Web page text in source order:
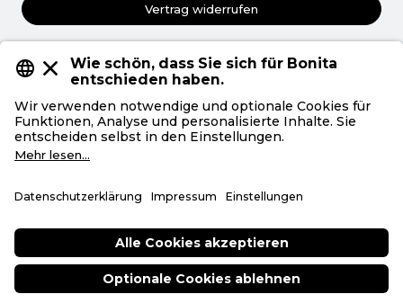
Vertrag widerrufen
AGB
Datenschutz
Privatsphäre
Deutsch